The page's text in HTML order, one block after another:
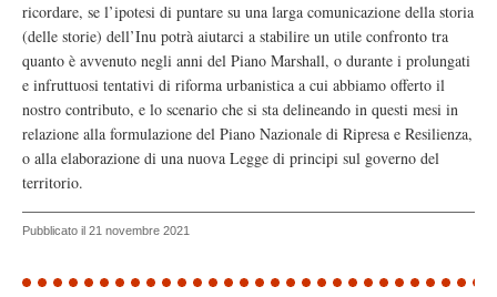
ricordare, se l’ipotesi di puntare su una larga comunicazione della storia
(delle storie) dell’Inu potrà aiutarci a stabilire un utile confronto tra
quanto è avvenuto negli anni del Piano Marshall, o durante i prolungati
e infruttuosi tentativi di riforma urbanistica a cui abbiamo offerto il
nostro contributo, e lo scenario che si sta delineando in questi mesi in
relazione alla formulazione del Piano Nazionale di Ripresa e Resilienza,
o alla elaborazione di una nuova Legge di principi sul governo del
territorio.
Pubblicato il 21 novembre 2021